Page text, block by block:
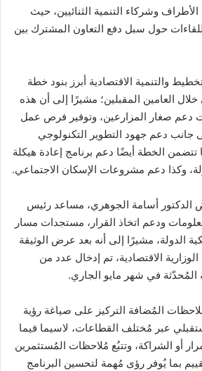
الأطراف وشركاء التنمية الثنائيين، حيث
حول سبل دفع التعاون المشترك بين
والتنمية الاقتصادية أبرز بنود خطة
خلال العامين المقبلين؛ مشيرًا إلى أن هذه
صغار المزارعين، وتوفير فرص عمل
جانب دعم جهود التطوير التكنولوجي
تتضمن الخطة أيضًا دعم برنامج إعادة هيكلة
وكذا دعم مشروعات الإسكان الاجتماعي.
الدكتور أسامة الجوهري، مساعد رئيس
ودعم اتخاذ القرار، مستجدات مسار
الدولة، مشيرًا إلى أنه بعد عرض الوثيقة
الاقتصادية، تم إدخال عدد من
في شهر مايو الجاري.
المُضافة التركيز على صياغة رؤية
عبر مُختلف القطاعات، لاسيما فيما
أو الشراكة، وتتبُع مُلاحظات المُستثمرين
بما يُوفر رؤى مُهمة لتحسين البرنامج